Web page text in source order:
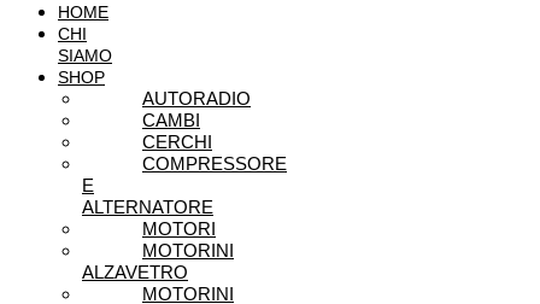
HOME
CHI
SIAMO
SHOP
AUTORADIO
CAMBI
CERCHI
COMPRESSORE
E
ALTERNATORE
MOTORI
MOTORINI
ALZAVETRO
MOTORINI